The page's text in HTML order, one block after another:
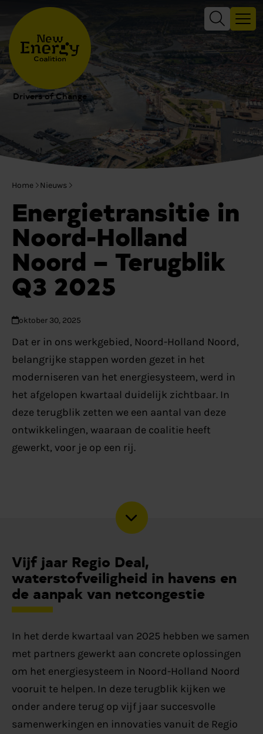
Drivers of Change
Home Nieuws
Energietransitie in
Noord-Holland
Noord – Terugblik
Q3 2025
oktober 30, 2025
Dat er in ons werkgebied, Noord-Holland Noord,
belangrijke stappen worden gezet in het
moderniseren van het energiesysteem, werd in
het afgelopen kwartaal duidelijk zichtbaar. In
deze terugblik zetten we een aantal van deze
ontwikkelingen, waaraan de coalitie heeft
gewerkt, voor je op een rij.
Vijf jaar Regio Deal,
waterstofveiligheid in havens en
de aanpak van netcongestie
In het derde kwartaal van 2025 hebben we samen
met partners gewerkt aan concrete oplossingen
om het energiesysteem in Noord-Holland Noord
vooruit te helpen. In deze terugblik kijken we
onder andere terug op vijf jaar succesvolle
samenwerkingen en innovaties vanuit de Regio